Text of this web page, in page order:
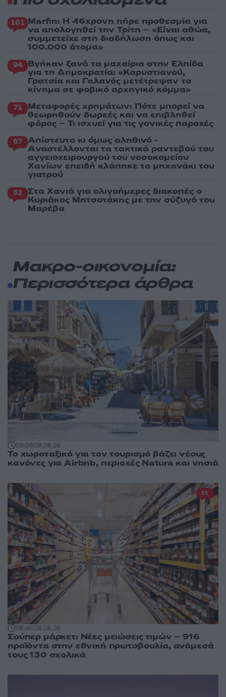
101 Marfin: Η 46χρονη πήρε προθεσμία για
να απολογηθεί την Τρίτη – «Είναι αθώα,
συμμετείχε στη διαδήλωση όπως και
100.000 άτομα»
94 Βγήκαν ξανά τα μαχαίρια στην Ελπίδα
για τη Δημοκρατία: «Καρυστιανού,
Γρατσία και Γαλανός μετέτρεψαν το
κίνημα σε φοβικό αρχηγικό κόμμα»
71 Μεταφορές χρημάτων: Πότε μπορεί να
θεωρηθούν δωρεές και να επιβληθεί
φόρος – Τι ισχυεί για τις γονικές παροχές
67 Απίστευτο κι όμως αληθινό -
Aναστέλλονται τα τακτικά ραντεβού του
αγγειοχειρουργού του νοσοκομείου
Χανίων επειδή κλάπηκε το μηχανάκι του
γιατρού
52 Στα Χανιά για ολιγοήμερες διακοπές ο
Κυριάκος Μητσοτάκης με την σύζυγό του
Μαρέβα
Μακρο-οικονομία:
Περισσότερα άρθρα
09:0808.08.26
Το χωροταξικό για τον τουρισμό βάζει νέους
κανόνες για Airbnb, περιοχές Natura και νησιά
08:4608.08.26
Σούπερ μάρκετ: Νέες μειώσεις τιμών – 916
προϊόντα στην εθνική πρωτοβουλία, ανάμεσά
τους 130 σχολικά
51